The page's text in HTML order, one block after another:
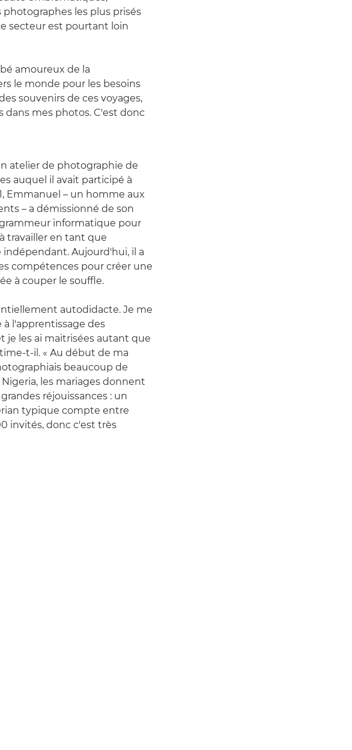
les plus prisés
secteur est pourtant loin
amoureux de la
le monde pour les besoins
souvenirs de ces voyages,
mes photos. C'est donc
atelier de photographie de
auquel il avait participé à
Emmanuel – un homme aux
– a démissionné de son
informatique pour
travailler en tant que
Aujourd'hui, il a
compétences pour créer une
à couper le souffle.
autodidacte. Je me
à l'apprentissage des
je les ai maitrisées autant que
t-il. « Au début de ma
beaucoup de
Nigeria, les mariages donnent
réjouissances : un
typique compte entre
invités, donc c'est très